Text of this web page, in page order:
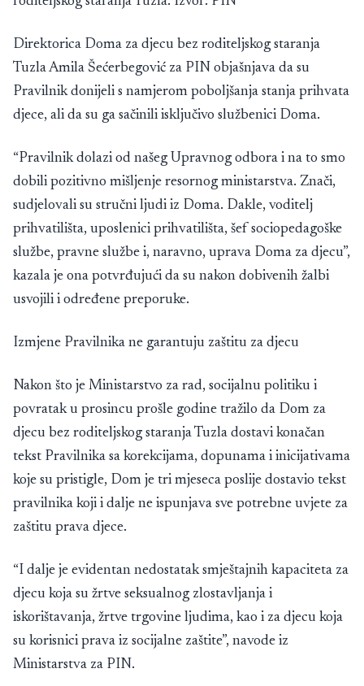
Direktorica Doma za djecu bez roditeljskog staranja
Tuzla Amila Šećerbegović za PIN objašnjava da su
Pravilnik donijeli s namjerom poboljšanja stanja prihvata
djece, ali da su ga sačinili isključivo službenici Doma.
“Pravilnik dolazi od našeg Upravnog odbora i na to smo
dobili pozitivno mišljenje resornog ministarstva. Znači,
sudjelovali su stručni ljudi iz Doma. Dakle, voditelj
prihvatilišta, uposlenici prihvatilišta, šef sociopedagoške
službe, pravne službe i, naravno, uprava Doma za djecu”,
kazala je ona potvrđujući da su nakon dobivenih žalbi
usvojili i određene preporuke.
Izmjene Pravilnika ne garantuju zaštitu za djecu
Nakon što je Ministarstvo za rad, socijalnu politiku i
povratak u prosincu prošle godine tražilo da Dom za
djecu bez roditeljskog staranja Tuzla dostavi konačan
tekst Pravilnika sa korekcijama, dopunama i inicijativama
koje su pristigle, Dom je tri mjeseca poslije dostavio tekst
pravilnika koji i dalje ne ispunjava sve potrebne uvjete za
zaštitu prava djece.
“I dalje je evidentan nedostatak smještajnih kapaciteta za
djecu koja su žrtve seksualnog zlostavljanja i
iskorištavanja, žrtve trgovine ljudima, kao i za djecu koja
su korisnici prava iz socijalne zaštite”, navode iz
Ministarstva za PIN.